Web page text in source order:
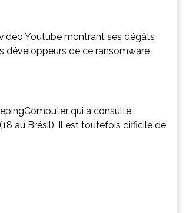
Youtube montrant ses dégâts
développeurs de ce ransomware
qui a consulté
au Brésil). Il est toutefois difficile de